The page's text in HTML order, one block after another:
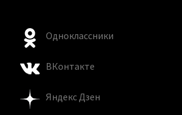
Одноклассники
ВКонтакте
Яндекс Дзен